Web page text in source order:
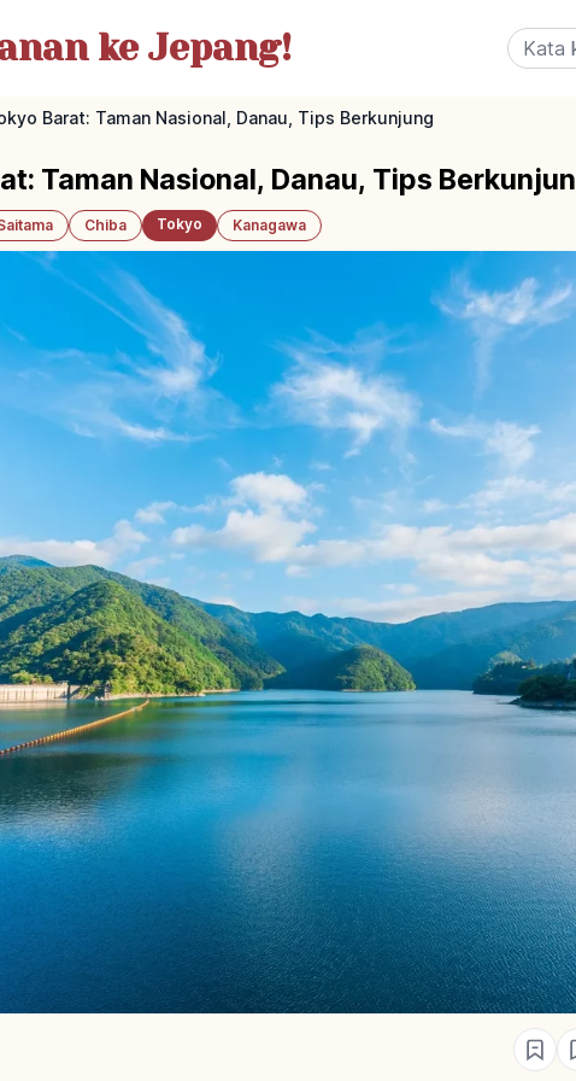
ke Jepang!
Barat: Taman Nasional, Danau, Tips Berkunjung
Taman Nasional, Danau, Tips
Chiba Tokyo Kanagawa